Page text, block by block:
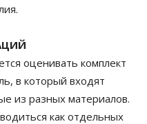
оценивать комплект
в который входят
из разных материалов.
как отдельных